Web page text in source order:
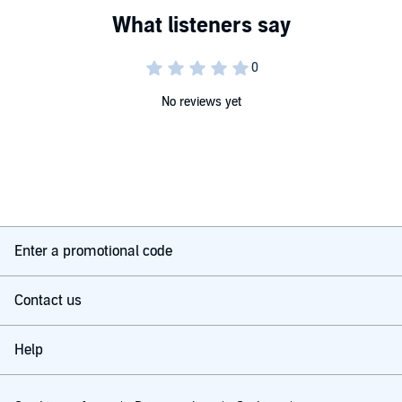
No reviews yet
Enter a promotional code
Contact us
Help